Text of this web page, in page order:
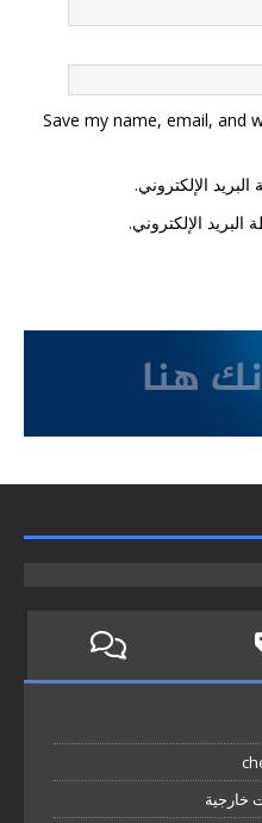
Save my name, email, and
الإلكتروني.
الإلكتروني.
خارجية